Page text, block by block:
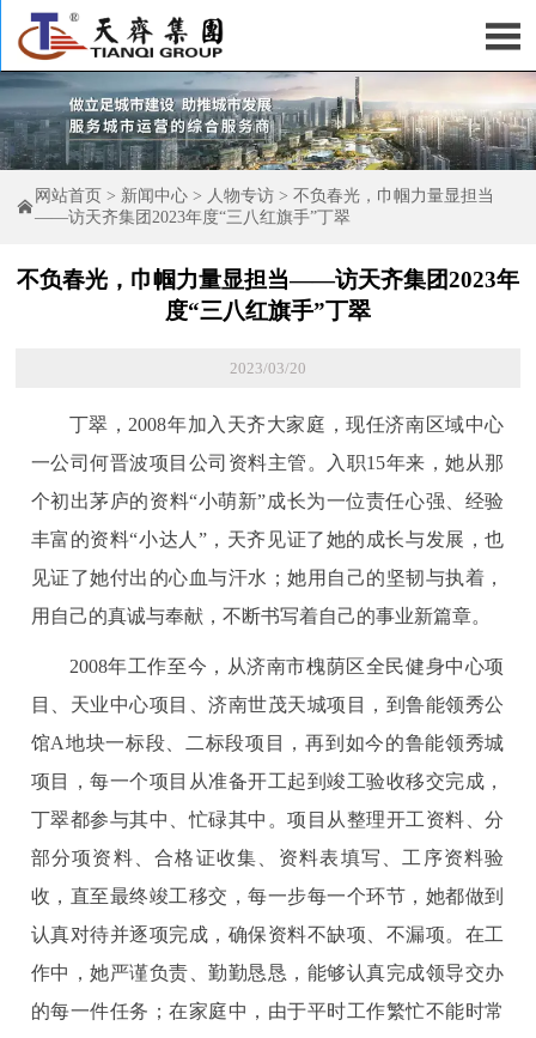


网站首页 > 新闻中心 > 人物专访 > 不负春光，巾帼力量显担当
——访天齐集团2023年度“三八红旗手”丁翠
不负春光，巾帼力量显担当——访天齐集团2023年
度“三八红旗手”丁翠
2023/03/20
丁翠，2008年加入天齐大家庭，现任济南区域中心
一公司何晋波项目公司资料主管。入职15年来，她从那
个初出茅庐的资料“小萌新”成长为一位责任心强、经验
丰富的资料“小达人”，天齐见证了她的成长与发展，也
见证了她付出的心血与汗水；她用自己的坚韧与执着，
用自己的真诚与奉献，不断书写着自己的事业新篇章。
2008年工作至今，从济南市槐荫区全民健身中心项
目、天业中心项目、济南世茂天城项目，到鲁能领秀公
馆A地块一标段、二标段项目，再到如今的鲁能领秀城
项目，每一个项目从准备开工起到竣工验收移交完成，
丁翠都参与其中、忙碌其中。项目从整理开工资料、分
部分项资料、合格证收集、资料表填写、工序资料验
收，直至最终竣工移交，每一步每一个环节，她都做到
认真对待并逐项完成，确保资料不缺项、不漏项。在工
作中，她严谨负责、勤勤恳恳，能够认真完成领导交办
的每一件任务；在家庭中，由于平时工作繁忙不能时常